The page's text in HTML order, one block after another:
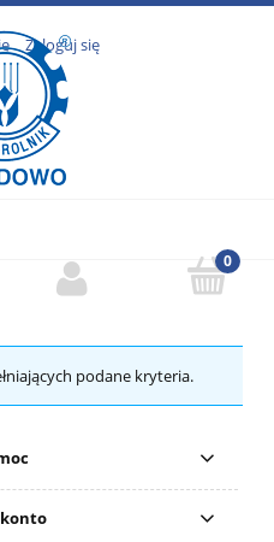
Zaloguj się
podane kryteria.